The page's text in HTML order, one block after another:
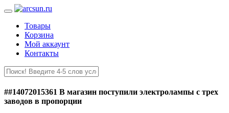
Товары
Корзина
Мой аккаунт
Контакты
##14072015361 В магазин поступили электролампы с трех
заводов в пропорции